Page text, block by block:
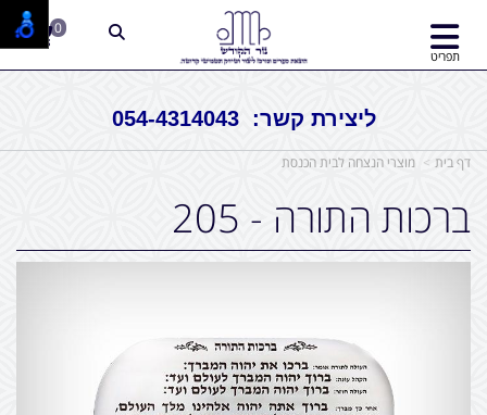
ליצירת קשר: 054-4314043
תפריט
0
דף בית מוצרי הנצחה לבית הכנסת
ברכות התורה - 205